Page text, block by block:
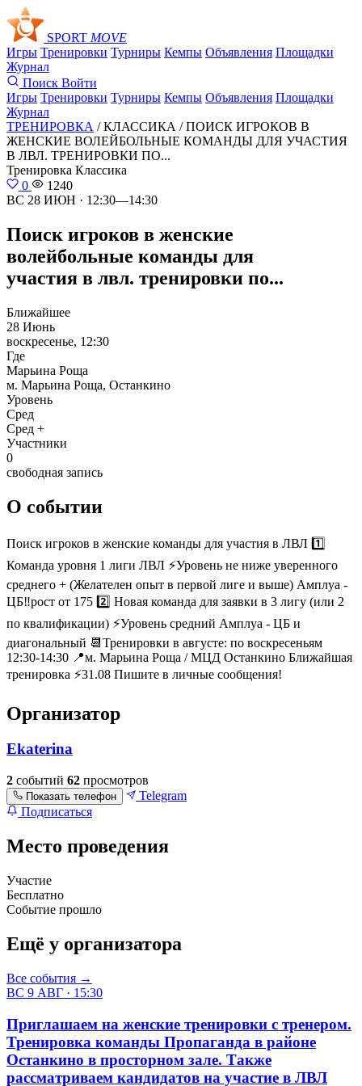
SPORT MOVE
Игры Тренировки Турниры Кемпы Объявления Площадки
Журнал
Поиск Войти
Игры Тренировки Турниры Кемпы Объявления Площадки
Журнал
ТРЕНИРОВКА / КЛАССИКА /ПОИСК ИГРОКОВ В
ЖЕНСКИЕ ВОЛЕЙБОЛЬНЫЕ КОМАНДЫ ДЛЯ УЧАСТИЯ
В ЛВЛ. ТРЕНИРОВКИ ПО...
Тренировка Классика
0
1240
ВС 28 ИЮН · 12:30—14:30
Поиск игроков в женские
волейбольные команды для
участия в лвл. тренировки по...
Ближайшее
28 Июнь
воскресенье, 12:30
Где
Марьина Роща
м. Марьина Роща, Останкино
Уровень
Сред
Сред +
Участники
0
свободная запись
О событии
Поиск игроков в женские команды для участия в ЛВЛ 1️⃣
Команда уровня 1 лиги ЛВЛ ⚡Уровень не ниже уверенного
среднего + (Желателен опыт в первой лиге и выше) Амплуа -
ЦБ‼️рост от 175 2️⃣ Новая команда для заявки в 3 лигу (или 2
по квалификации) ⚡Уровень средний Амплуа - ЦБ и
диагональный 📆Тренировки в августе: по воскресеньям
12:30-14:30 📍м. Марьина Роща / МЦД Останкино Ближайшая
тренировка ⚡️31.08 Пишите в личные сообщения!
Организатор
Ekaterina
2 событий 62 просмотров
Показать телефон
Telegram
Подписаться
Место проведения
+
Участие
Бесплатно
Событие прошло
Ещё у организатора
Все события →
ВС 9 АВГ · 15:30
Приглашаем на женские тренировки с тренером.
Тренировка команды Пропаганда в районе
Останкино в просторном зале. Также
рассматриваем кандидатов на участие в ЛВЛ